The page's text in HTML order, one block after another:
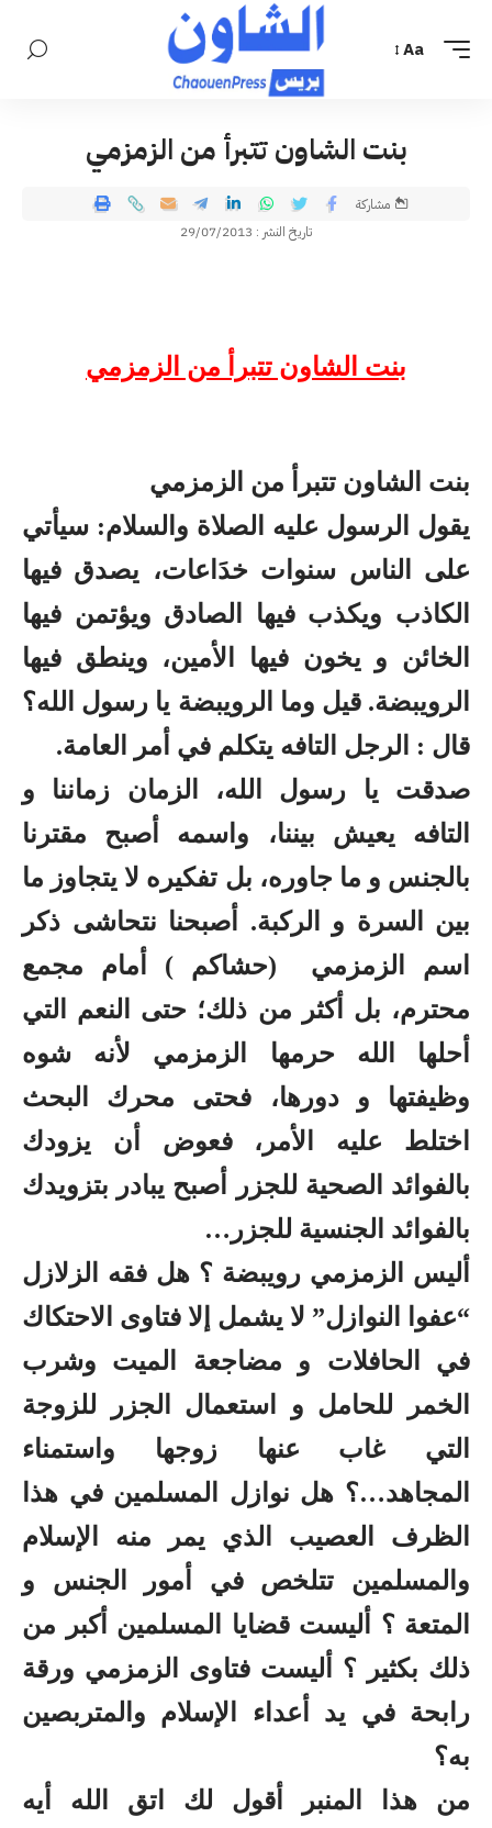
Aa
بنت الشاون تتبرأ من الزمزمي
تاريخ النشر : 29/07/2013
مشاركة
بنت الشاون تتبرأ من الزمزمي
بنت الشاون تتبرأ من الزمزمي
يقول الرسول عليه الصلاة والسلام: سيأتي
على الناس سنوات خدَاعات، يصدق فيها
الكاذب ويكذب فيها الصادق ويؤتمن فيها
الخائن و يخون فيها الأمين، وينطق فيها
الرويبضة. قيل وما الرويبضة يا رسول الله؟
قال : الرجل التافه يتكلم في أمر العامة.
صدقت يا رسول الله، الزمان زماننا و
التافه يعيش بيننا، واسمه أصبح مقترنا
بالجنس و ما جاوره، بل تفكيره لا يتجاوز ما
بين السرة و الركبة. أصبحنا نتحاشى ذكر
اسم الزمزمي (حشاكم ) أمام مجمع
محترم، بل أكثر من ذلك؛ حتى النعم التي
أحلها الله حرمها الزمزمي لأنه شوه
وظيفتها و دورها، فحتى محرك البحث
اختلط عليه الأمر، فعوض أن يزودك
بالفوائد الصحية للجزر أصبح يبادر بتزويدك
بالفوائد الجنسية للجزر…
أليس الزمزمي رويبضة ؟ هل فقه الزلازل
“عفوا النوازل” لا يشمل إلا فتاوى الاحتكاك
في الحافلات و مضاجعة الميت وشرب
الخمر للحامل و استعمال الجزر للزوجة
التي غاب عنها زوجها واستمناء
المجاهد…؟ هل نوازل المسلمين في هذا
الظرف العصيب الذي يمر منه الإسلام
والمسلمين تتلخص في أمور الجنس و
المتعة ؟ أليست قضايا المسلمين أكبر من
ذلك بكثير ؟ أليست فتاوى الزمزمي ورقة
رابحة في يد أعداء الإسلام والمتربصين
به؟
من هذا المنبر أقول لك اتق الله أيه